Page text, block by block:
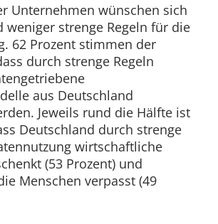
Unternehmen wünschen sich
weniger strenge Regeln für die
62 Prozent stimmen der
durch strenge Regeln
aus Deutschland
Jeweils rund die Hälfte ist
Deutschland durch strenge
wirtschaftliche
(53 Prozent) und
Menschen verpasst (49